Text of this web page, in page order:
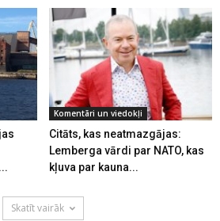
Komentāri un viedokļi
Citāts, kas neatmazgājas:
Lemberga vārdi par NATO, kas
kļuva par kauna...
Skatīt vairāk